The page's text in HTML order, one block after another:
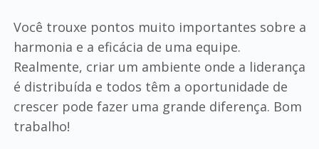
Você trouxe pontos muito importantes sobre a
harmonia e a eficácia de uma equipe.
Realmente, criar um ambiente onde a liderança
é distribuída e todos têm a oportunidade de
crescer pode fazer uma grande diferença. Bom
trabalho!